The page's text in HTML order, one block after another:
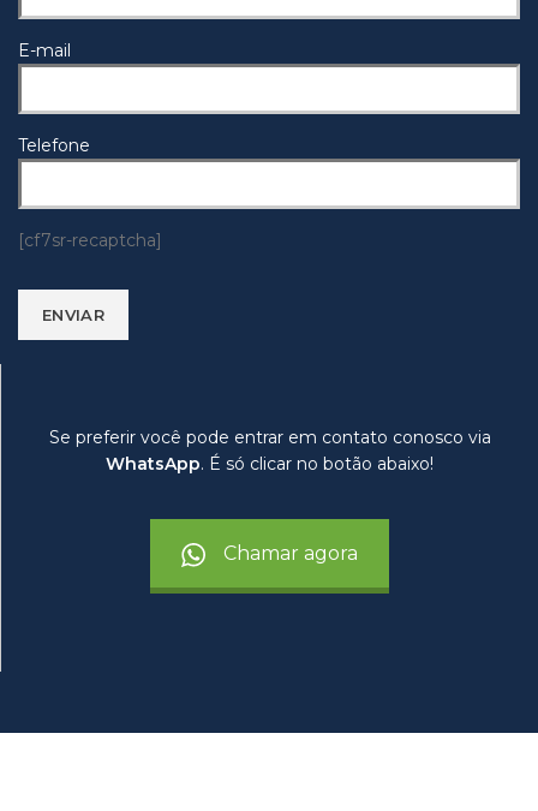
E-mail
Telefone
[cf7sr-recaptcha]
Se preferir você pode entrar em contato conosco via
WhatsApp. É só clicar no botão abaixo!
Chamar agora